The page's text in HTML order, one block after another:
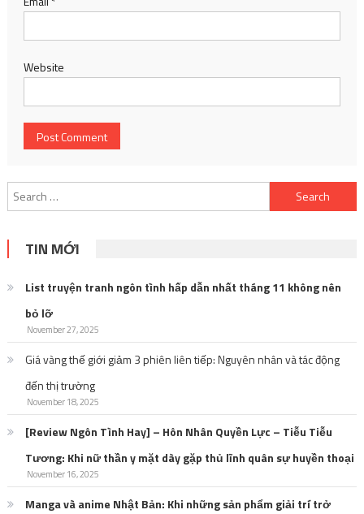
Website
Search
for:
TIN MỚI
List truyện tranh ngôn tình hấp dẫn nhất tháng 11 không nên
bỏ lỡ
November 27, 2025
Giá vàng thế giới giảm 3 phiên liên tiếp: Nguyên nhân và tác động
đến thị trường
November 18, 2025
[Review Ngôn Tình Hay] – Hôn Nhân Quyền Lực – Tiễu Tiễu
Tương: Khi nữ thần y mặt dày gặp thủ lĩnh quân sự huyền thoại
November 16, 2025
Manga và anime Nhật Bản: Khi những sản phẩm giải trí trở